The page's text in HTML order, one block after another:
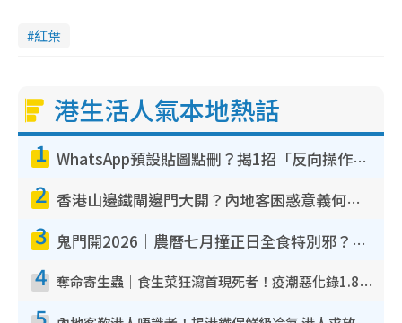
紅葉
港生活人氣本地熱話
1 WhatsApp預設貼圖點刪？揭1招「反向操作」還原簡潔介面 附3步實測教學
2 香港山邊鐵閘邊門大開？內地客困惑意義何在！網民神回覆：呢種叫法理性防禦
3 鬼門開2026｜農曆七月撞正日全食特別邪？專家警告切忌做一事！揭4大禁忌+2招保平安
4 奪命寄生蟲｜食生菜狂瀉首現死者！疫潮惡化錄1.8萬宗病例 揭洗菜3大謬誤